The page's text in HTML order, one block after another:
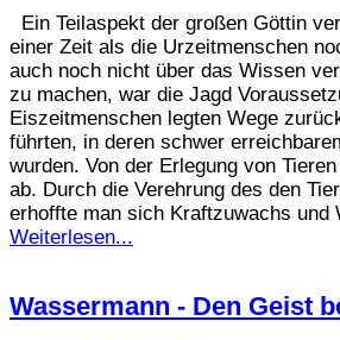
Ein Teilaspekt der großen Göttin
einer Zeit als die Urzeitmenschen
auch noch nicht über das Wissen
zu machen, war die Jagd
Eiszeitmenschen legten Wege
führten, in deren schwer
wurden. Von der Erlegung von
ab. Durch die Verehrung des den
erhoffte man sich Kraftzuwachs und
Weiterlesen...
Wassermann - Den Geist